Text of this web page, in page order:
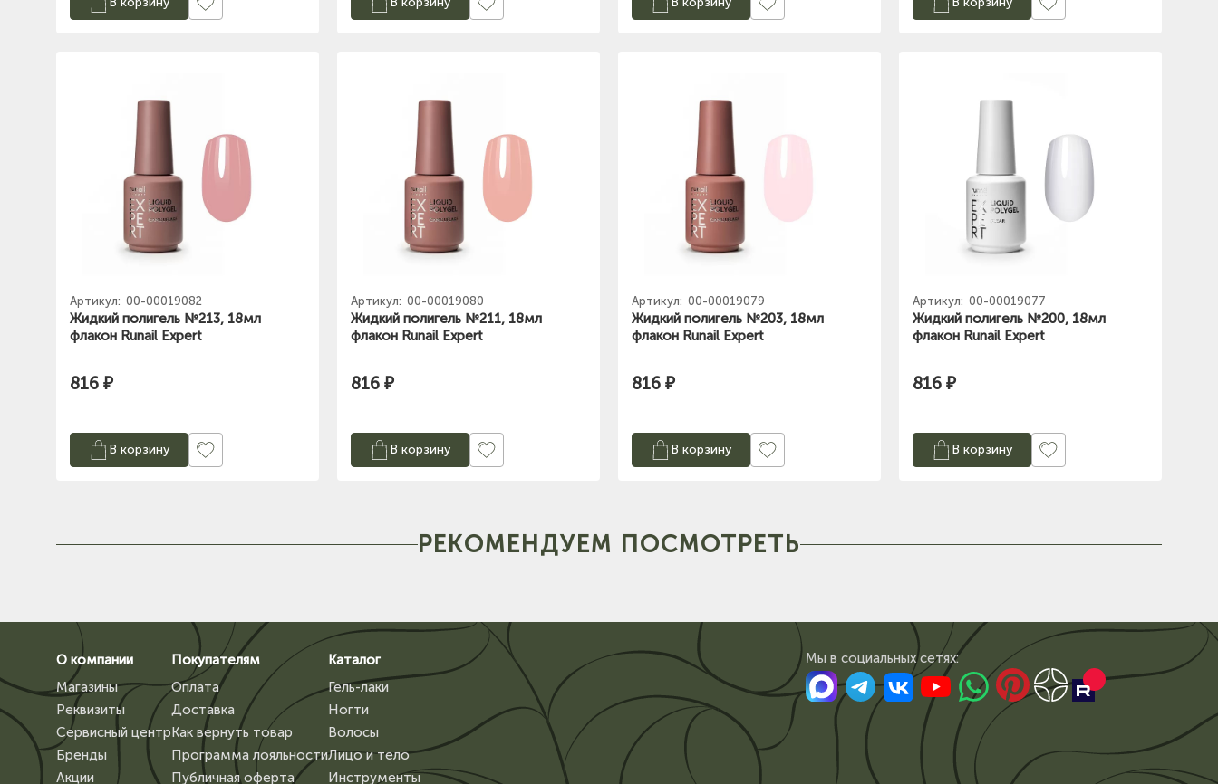
Артикул: 00-00019082
Жидкий полигель №213, 18мл
флакон Runail Expert
816 ₽
В корзину
Артикул: 00-00019080
Жидкий полигель №211, 18мл
флакон Runail Expert
816 ₽
В корзину
Артикул: 00-00019079
Жидкий полигель №203, 18мл
флакон Runail Expert
816 ₽
В корзину
Артикул: 00-00019077
Жидкий полигель №200, 18мл
флакон Runail Expert
816 ₽
В корзину
РЕКОМЕНДУЕМ ПОСМОТРЕТЬ
О компании
Магазины
Реквизиты
Сервисный центр
Бренды
Акции
Покупателям
Оплата
Доставка
Как вернуть товар
Программа лояльности
Публичная оферта
Каталог
Гель-лаки
Ногти
Волосы
Лицо и тело
Инструменты
Мы в сoциальных сетях: